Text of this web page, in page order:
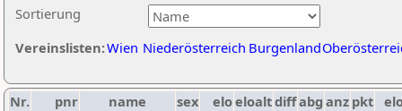
Sortierung
Vereinslisten:Wien Niederösterreich Burgenland
Nr. pnr name sex eloeloaltdiffabg anz pkt